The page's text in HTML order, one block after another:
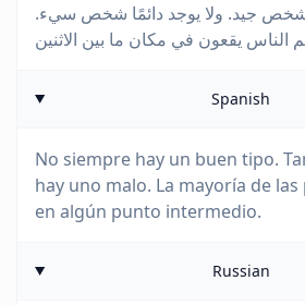
شخص جيد. ولا يوجد دائمًا شخص سيء.
Spanish
No siempre hay un buen tipo.
hay uno malo. La mayoría de
en algún punto intermedio.
Russian